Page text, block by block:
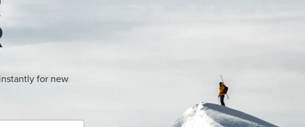
for new